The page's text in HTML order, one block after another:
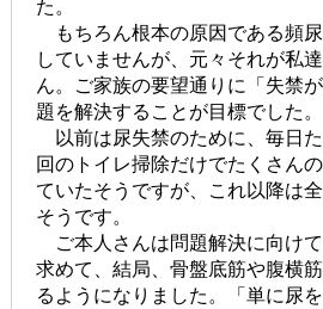
た。
もちろん根本の原因である頻
していませんが、元々それが私
ん。ご家族の要望通りに「失禁
題を解決することが目標でした。
以前は尿失禁のために、毎日
回のトイレ掃除だけでたくさん
ていたそうですが、これ以降は
そうです。
ご本人さんは問題解決に向け
求めて、結局、骨盤底筋や腹横
るようになりました。「単に尿